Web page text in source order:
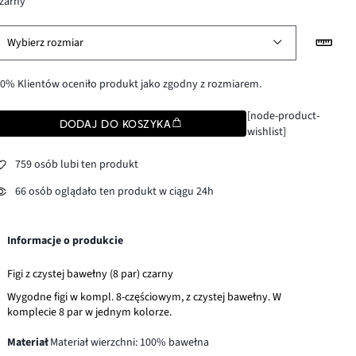
Wybierz rozmiar
Klientów oceniło produkt jako zgodny z rozmiarem.
DODAJ DO KOSZYKA
[node-product-
wishlist]
759 osób lubi ten produkt
66 osób oglądało ten produkt w ciągu 24h
Informacje o produkcie
Figi z czystej bawełny (8 par) czarny
Wygodne figi w kompl. 8-częściowym, z czystej bawełny. W
komplecie 8 par w jednym kolorze.
MateriałMateriał wierzchni: 100% bawełna